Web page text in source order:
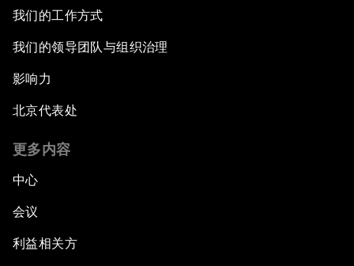
我们的工作方式
我们的领导团队与组织治理
影响力
北京代表处
更多内容
中心
会议
利益相关方